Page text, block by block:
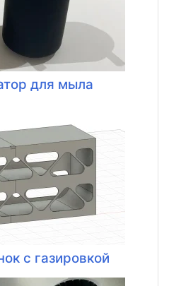
для мыла
с газировкой